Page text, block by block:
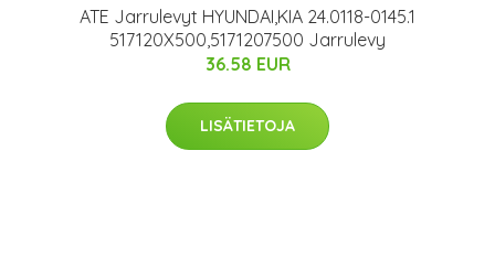
ATE Jarrulevyt HYUNDAI,KIA 24.0118-0145.1
517120X500,5171207500 Jarrulevy
36.58 EUR
LISÄTIETOJA